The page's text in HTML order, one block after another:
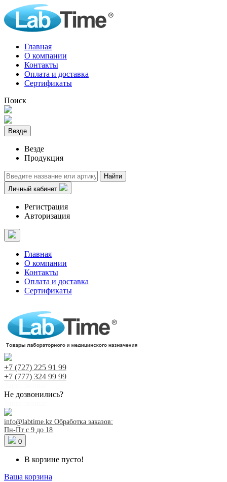
Главная
О компании
Контакты
Оплата и доставка
Сертификаты
Поиск
Везде
Везде
Продукция
Найти
Личный кабинет
Регистрация
Авторизация
Главная
О компании
Контакты
Оплата и доставка
Сертификаты
+7 (727) 225 91 99
+7 (777) 324 99 99
Не дозвонились?
info@labtime.kz Обработка заказов:
Пн-Пт с 9 до 18
0
В корзине пусто!
Ваша корзина